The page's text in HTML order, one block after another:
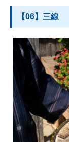
【06】三線